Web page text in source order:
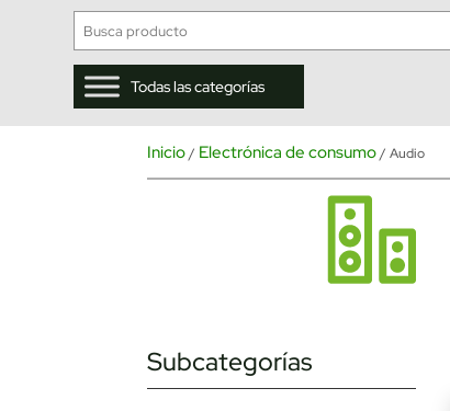
Todas las categorías
Inicio/ Electrónica de consumo/ Audio
Subcategorías